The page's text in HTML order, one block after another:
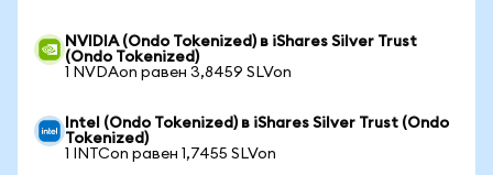
NVIDIA (Ondo Tokenized) в iShares Silver Trust
(Ondo Tokenized)
1 NVDAon равен 3,8459 SLVon
Intel (Ondo Tokenized) в iShares Silver Trust (Ondo
Tokenized)
1 INTCon равен 1,7455 SLVon